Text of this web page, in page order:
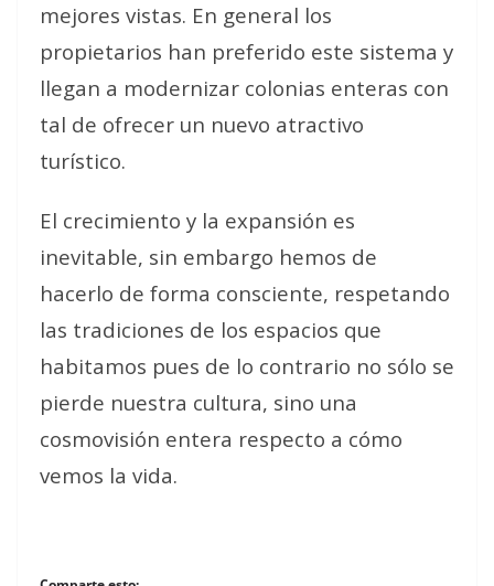
mejores vistas. En general los
propietarios han preferido este sistema y
llegan a modernizar colonias enteras con
tal de ofrecer un nuevo atractivo
turístico.
El crecimiento y la expansión es
inevitable, sin embargo hemos de
hacerlo de forma consciente, respetando
las tradiciones de los espacios que
habitamos pues de lo contrario no sólo se
pierde nuestra cultura, sino una
cosmovisión entera respecto a cómo
vemos la vida.